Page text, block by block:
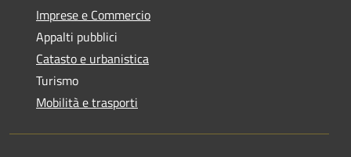
Imprese e Commercio
Appalti pubblici
Catasto e urbanistica
Turismo
Mobilità e trasporti